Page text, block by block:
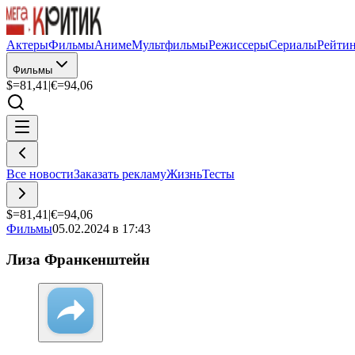
АктерыФильмыАнимеМультфильмыРежиссерыСериалы
Фильмы
$=81,41 |€=94,06
Все новостиЗаказать рекламуЖизньТесты
$=81,41 |€=94,06
Фильмы05.02.2024 в 17:43
Лиза Франкенштейн